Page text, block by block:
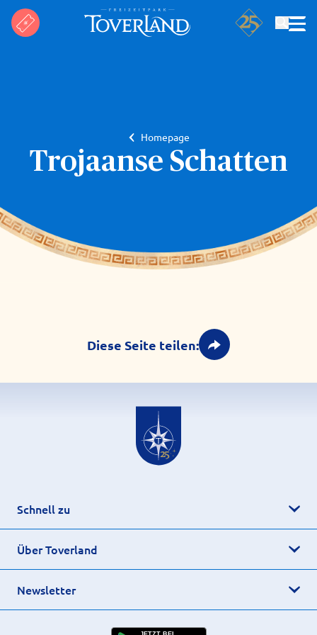
Homepage
Trojaanse Schatten
Diese Seite teilen:
Schnell zu
Über Toverland
Newsletter